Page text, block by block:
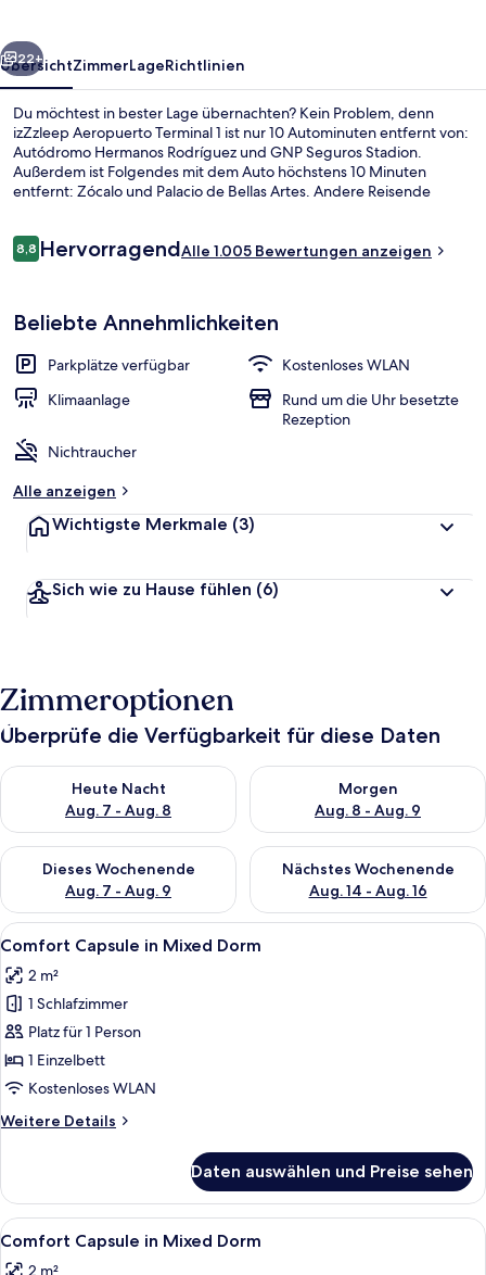
Weiter
22+
ÜbersichtZimmerLageRichtlinien
Du möchtest in bester Lage übernachten? Kein Problem, denn
izZzleep Aeropuerto Terminal 1 ist nur 10 Autominuten entfernt von:
Autódromo Hermanos Rodríguez und GNP Seguros Stadion.
Außerdem ist Folgendes mit dem Auto höchstens 10 Minuten
entfernt: Zócalo und Palacio de Bellas Artes. Andere Reisende
Verkehrsmitteln entfernt: Zur U-Bahn läuft man 3 Minuten (U-Bahn-
Bewertungen
8,88,8 von 10.
HervorragendAlle 1.005 Bewertungen anzeigen
Beliebte Annehmlichkeiten
Parkplätze verfügbar
Kostenloses WLAN
Klimaanlage
Rund um die Uhr besetzte
Rezeption
Nichtraucher
Alle anzeigen
Wichtigste Merkmale (3)
Sich wie zu Hause fühlen (6)
Zimmeroptionen
Überprüfe die Verfügbarkeit für diese Daten
Heute Nacht
Aug. 7 - Aug. 8
Überprüfe die Verfügbarkeit für heute Nacht, Aug. 7 - Aug. 8.
Morgen
Aug. 8 - Aug. 9
Überprüfe die Verfügbarkeit
Dieses Wochenende
Aug. 7 - Aug. 9
Überprüfe die Verfügbarkeit für dieses Wochenende, Aug. 7
Nächstes Wochenende
Aug. 14 - Aug. 16
Überprüfe die Verfügbarkeit
Alle
Fotos
für
Comfort
Capsule
in
Mixed
anzeigen
Eine Reihe moderner, weißer,
12
Comfort Capsule in Mixed Dorm
2 m²
1 Schlafzimmer
Platz für 1 Person
1 Einzelbett
Kostenloses WLAN
Weitere Details
Weitere
Capsule
in
Mixed
Daten auswählen und Preise sehen
Alle
Fotos
Eine Reihe moderner, weißer,
10
Comfort Capsule in Mixed Dorm
2 m²